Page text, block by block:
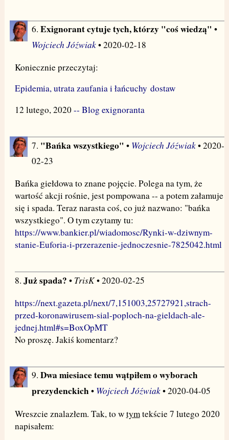
6. Exignorant cytuje tych, którzy "coś wiedzą" •
Wojciech Jóźwiak• 2020-02-18
Koniecznie przeczytaj:
Epidemia, utrata zaufania i łańcuchy dostaw
12 lutego, 2020-- Blog exignoranta
7. "Bańka wszystkiego" • Wojciech Jóźwiak• 2020-
02-23
Bańka giełdowa to znane pojęcie. Polega na tym, że
wartość akcji rośnie, jest pompowana -- a potem załamuje
się i spada. Teraz narasta coś, co już nazwano: "bańka
wszystkiego". O tym czytamy tu:
https://www.bankier.pl/wiadomosc/Rynki-w-dziwnym-
stanie-Euforia-i-przerazenie-jednoczesnie-7825042.html
8. Już spada? • TrisK• 2020-02-25
https://next.gazeta.pl/next/7,151003,25727921,strach-
przed-koronawirusem-sial-poploch-na-gieldach-ale-
jednej.html#s=BoxOpMT
No proszę. Jakiś komentarz?
9. Dwa miesiace temu wątpiłem o wyborach
prezydenckich• Wojciech Jóźwiak• 2020-04-05
Wreszcie znalazłem. Tak, to wtymtekście 7 lutego 2020
napisałem: